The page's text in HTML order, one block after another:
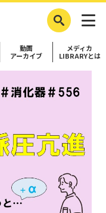
動画
アーカイブ
メディカ
LIBRARYとは